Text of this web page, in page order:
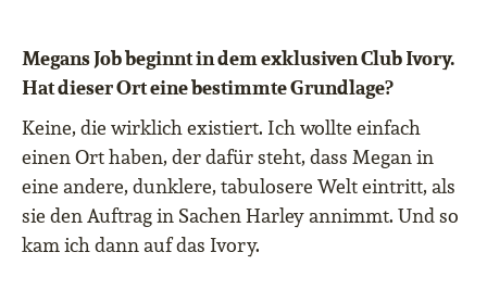
Megans Job beginnt in dem exklusiven Club Ivory.
Hat dieser Ort eine bestimmte Grundlage?
Keine, die wirklich existiert. Ich wollte einfach
einen Ort haben, der dafür steht, dass Megan in
eine andere, dunklere, tabulosere Welt eintritt, als
sie den Auftrag in Sachen Harley annimmt. Und so
kam ich dann auf das Ivory.